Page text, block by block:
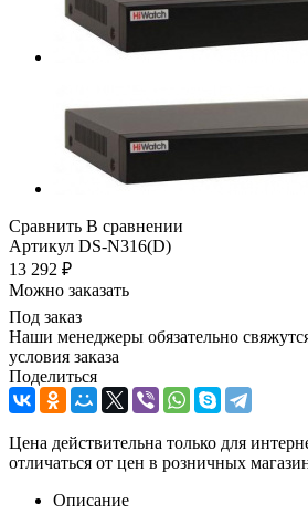
Сравнить В сравнении
Артикул DS-N316(D)
13 292 ₽
Можно заказать
Под заказ
Наши менеджеры обязательно
условия заказа
Поделиться
Цена действительна только для
отличаться от цен в розничных
Описание